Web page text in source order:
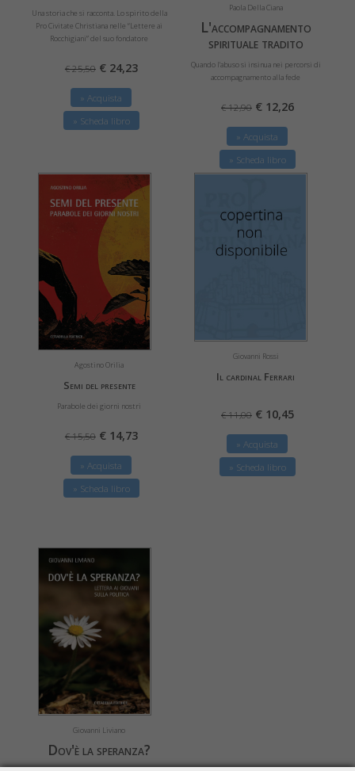
Una storia che si racconta. Lo spirito della
Pro Civitate Christiana nelle “Lettere ai
Rocchigiani” del suo fondatore
€ 25,50 € 24,23
» Acquista
» Scheda libro
Paola Della Ciana
L'accompagnamento
spirituale tradito
Quando l'abuso si insinua nei percorsi di
accompagnamento alla fede
€ 12,90 € 12,26
» Acquista
» Scheda libro
Agostino Orilia
Semi del presente
Parabole dei giorni nostri
€ 15,50 € 14,73
» Acquista
» Scheda libro
Giovanni Rossi
Il cardinal Ferrari
€ 11,00 € 10,45
» Acquista
» Scheda libro
Giovanni Liviano
Dov'è la speranza?